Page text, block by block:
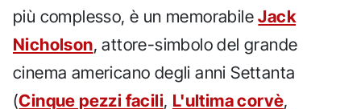
più complesso, è un memorabileJack
Nicholson, attore-simbolo del grande
cinema americano degli anni Settanta
(Cinque pezzi facili, L'ultima corvè,